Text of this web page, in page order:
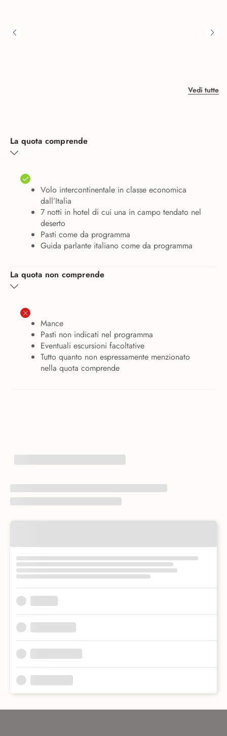
Vedi tutte
La quota comprende
Volo intercontinentale in classe economica
dall’Italia
7 notti in hotel di cui una in campo tendato nel
deserto
Pasti come da programma
Guida parlante italiano come da programma
La quota non comprende
Mance
Pasti non indicati nel programma
Eventuali escursioni facoltative
Tutto quanto non espressamente menzionato
nella quota comprende